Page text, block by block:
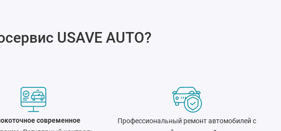
USAVE AUTO?
современное
Профессиональный ремонт автомобилей с